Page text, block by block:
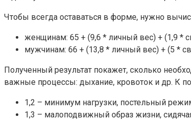
Чтобы всегда оставаться в форме, нужно
женщинам: 65 + (9,6 * личный вес) + (1,9 *
мужчинам: 66 + (13,8 * личный вес) + (5 *
Полученный результат покажет, сколько
важные процессы: дыхание, кровоток и др. К
1,2 – минимум нагрузки, постельный
1,3 – малоподвижный образ жизни,